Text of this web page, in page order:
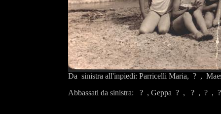
Da sinistra all'inpiedi: Parricelli Maria, ? ,
Abbassati da sinistra: ? , Geppa ? , ? , ?